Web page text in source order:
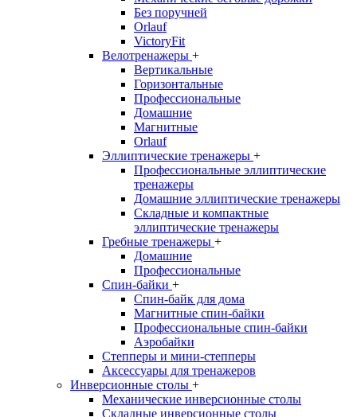
Без поручней
Orlauf
VictoryFit
Велотренажеры +
Вертикальные
Горизонтальные
Профессиональные
Домашние
Магнитные
Orlauf
Эллиптические тренажеры +
Профессиональные эллиптические
тренажеры
Домашние эллиптические тренажеры
Складные и компактные
эллиптические тренажеры
Гребные тренажеры +
Домашние
Профессиональные
Спин-байки +
Спин-байк для дома
Магнитные спин-байки
Профессиональные спин-байки
Аэробайки
Степперы и мини-степперы
Аксессуары для тренажеров
Инверсионные столы +
Механические инверсионные столы
Складные инверсионные столы